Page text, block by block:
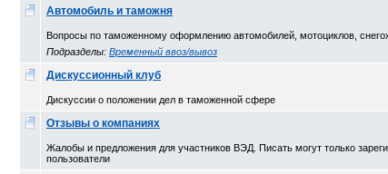
Автомобиль и таможня
Вопросы по таможенному оформлению автомобилей, мотоциклов,
Подразделы: Временный ввоз/вывоз
Дискуссионный клуб
Дискуссии о положении дел в таможенной сфере
Отзывы о компаниях
Жалобы и предложения для участников ВЭД. Писать могут только
пользователи